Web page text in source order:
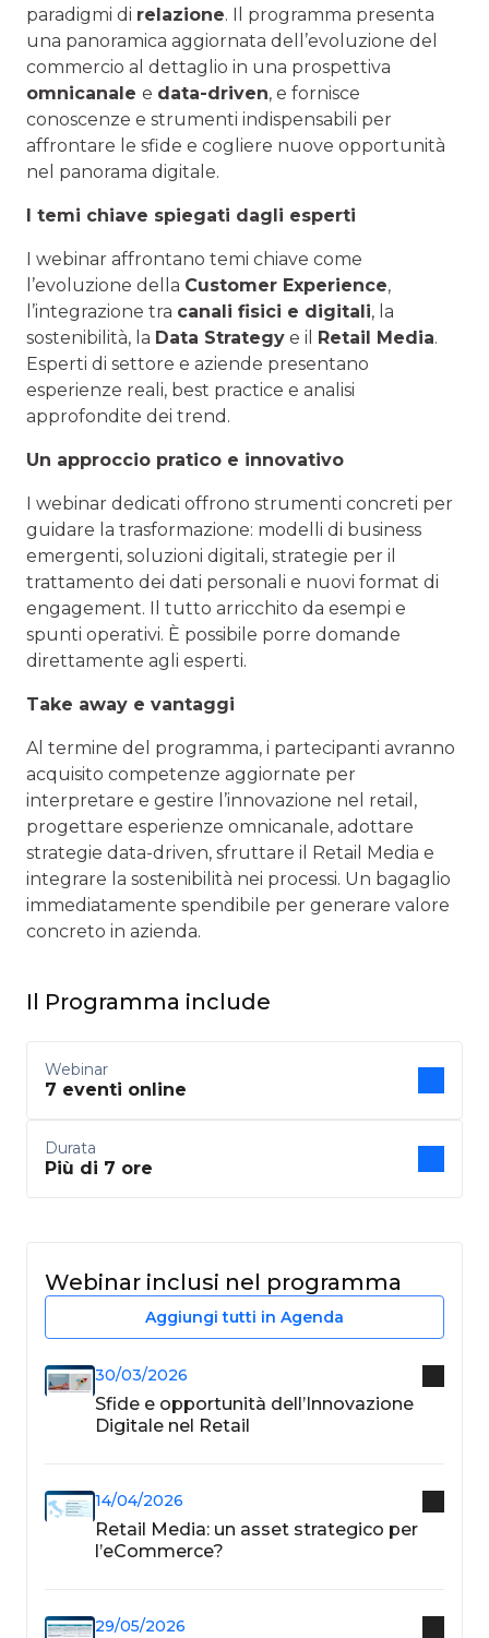
paradigmi di relazione. Il programma presenta
una panoramica aggiornata dell’evoluzione del
commercio al dettaglio in una prospettiva
omnicanale e data-driven, e fornisce
conoscenze e strumenti indispensabili per
affrontare le sfide e cogliere nuove opportunità
nel panorama digitale.
I temi chiave spiegati dagli esperti
I webinar affrontano temi chiave come
l’evoluzione della Customer Experience,
l’integrazione tra canali fisici e digitali, la
sostenibilità, la Data Strategy e il Retail Media.
Esperti di settore e aziende presentano
esperienze reali, best practice e analisi
approfondite dei trend.
Un approccio pratico e innovativo
I webinar dedicati offrono strumenti concreti per
guidare la trasformazione: modelli di business
emergenti, soluzioni digitali, strategie per il
trattamento dei dati personali e nuovi format di
engagement. Il tutto arricchito da esempi e
spunti operativi. È possibile porre domande
direttamente agli esperti.
Take away e vantaggi
Al termine del programma, i partecipanti avranno
acquisito competenze aggiornate per
interpretare e gestire l’innovazione nel retail,
progettare esperienze omnicanale, adottare
strategie data-driven, sfruttare il Retail Media e
integrare la sostenibilità nei processi. Un bagaglio
immediatamente spendibile per generare valore
concreto in azienda.
Il Programma include
Webinar
7 eventi online
Durata
Più di 7 ore
Webinar inclusi nel programma
Aggiungi tutti in Agenda
30/03/2026
Sfide e opportunità dell’Innovazione
Digitale nel Retail
14/04/2026
Retail Media: un asset strategico per
l’eCommerce?
29/05/2026